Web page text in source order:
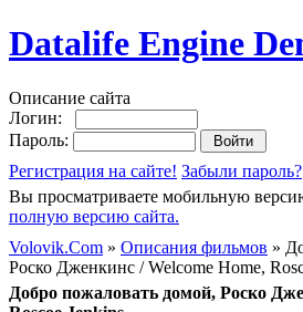
Datalife Engine
Описание сайта
Логин:
Пароль:
Регистрация на сайте! Забыли пароль?
Вы просматриваете мобильную
полную версию сайта.
Volovik.Com » Описания фильмов »
Роско Дженкинс / Welcome Home,
Добро пожаловать домой, Роско